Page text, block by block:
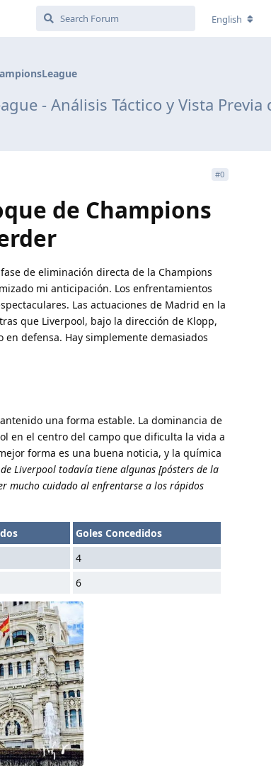
English
- Análisis Táctico y Vista Previa
#0
de Champions
de eliminación directa de la Champions
mi anticipación. Los enfrentamientos
Las actuaciones de Madrid en la
que Liverpool, bajo la dirección de Klopp,
defensa. Hay simplemente demasiados
una forma estable. La dominancia de
en el centro del campo que dificulta la vida a
forma es una buena noticia, y la química
Liverpool todavía tiene algunas [pósters de la
mucho cuidado al enfrentarse a los rápidos
Goles Concedidos
4
6